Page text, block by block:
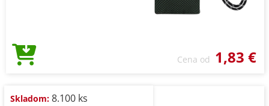
Cena od 1,83 €
Skladom: 8.100 ks